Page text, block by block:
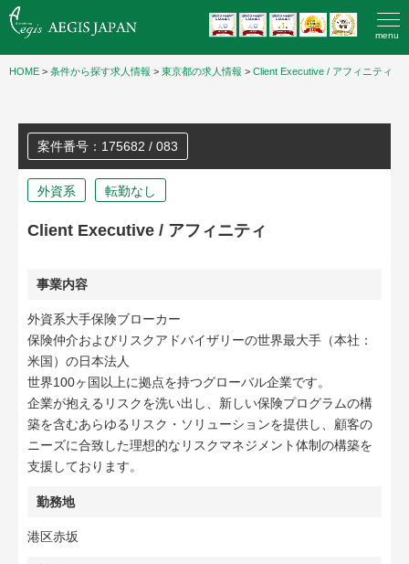
menu
HOME > 条件から探す求人情報 > 東京都の求人情報 > Client Executive / アフィニティ
案件番号：175682 / 083
外資系 転勤なし
Client Executive / アフィニティ
事業内容
外資系大手保険ブローカー
保険仲介およびリスクアドバイザリーの世界最大手（本社：
米国）の日本法人
世界100ヶ国以上に拠点を持つグローバル企業です。
企業が抱えるリスクを洗い出し、新しい保険プログラムの構
築を含むあらゆるリスク・ソリューションを提供し、顧客の
ニーズに合致した理想的なリスクマネジメント体制の構築を
支援しております。
勤務地
港区赤坂